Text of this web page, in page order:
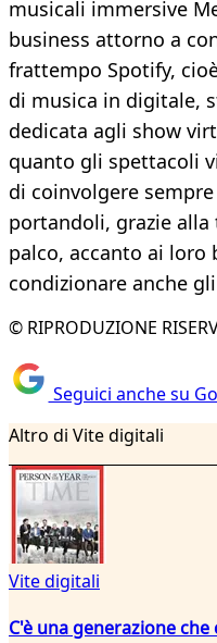
musicali immersive
business attorno a
frattempo Spotify,
di musica in digitale,
dedicata agli show
quanto gli spettacoli
di coinvolgere
portandoli, grazie
palco, accanto ai
condizionare anche gli
© RIPRODUZIONE
Seguici anche su
Altro di Vite digitali
Vite digitali
C'è una generazione